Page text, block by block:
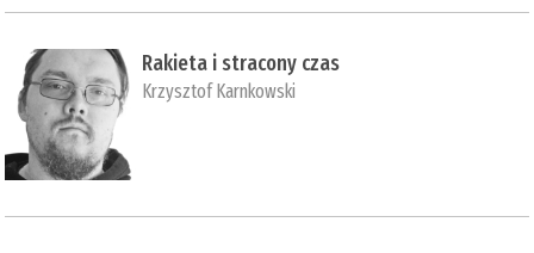
Rakieta i stracony czas
Krzysztof Karnkowski